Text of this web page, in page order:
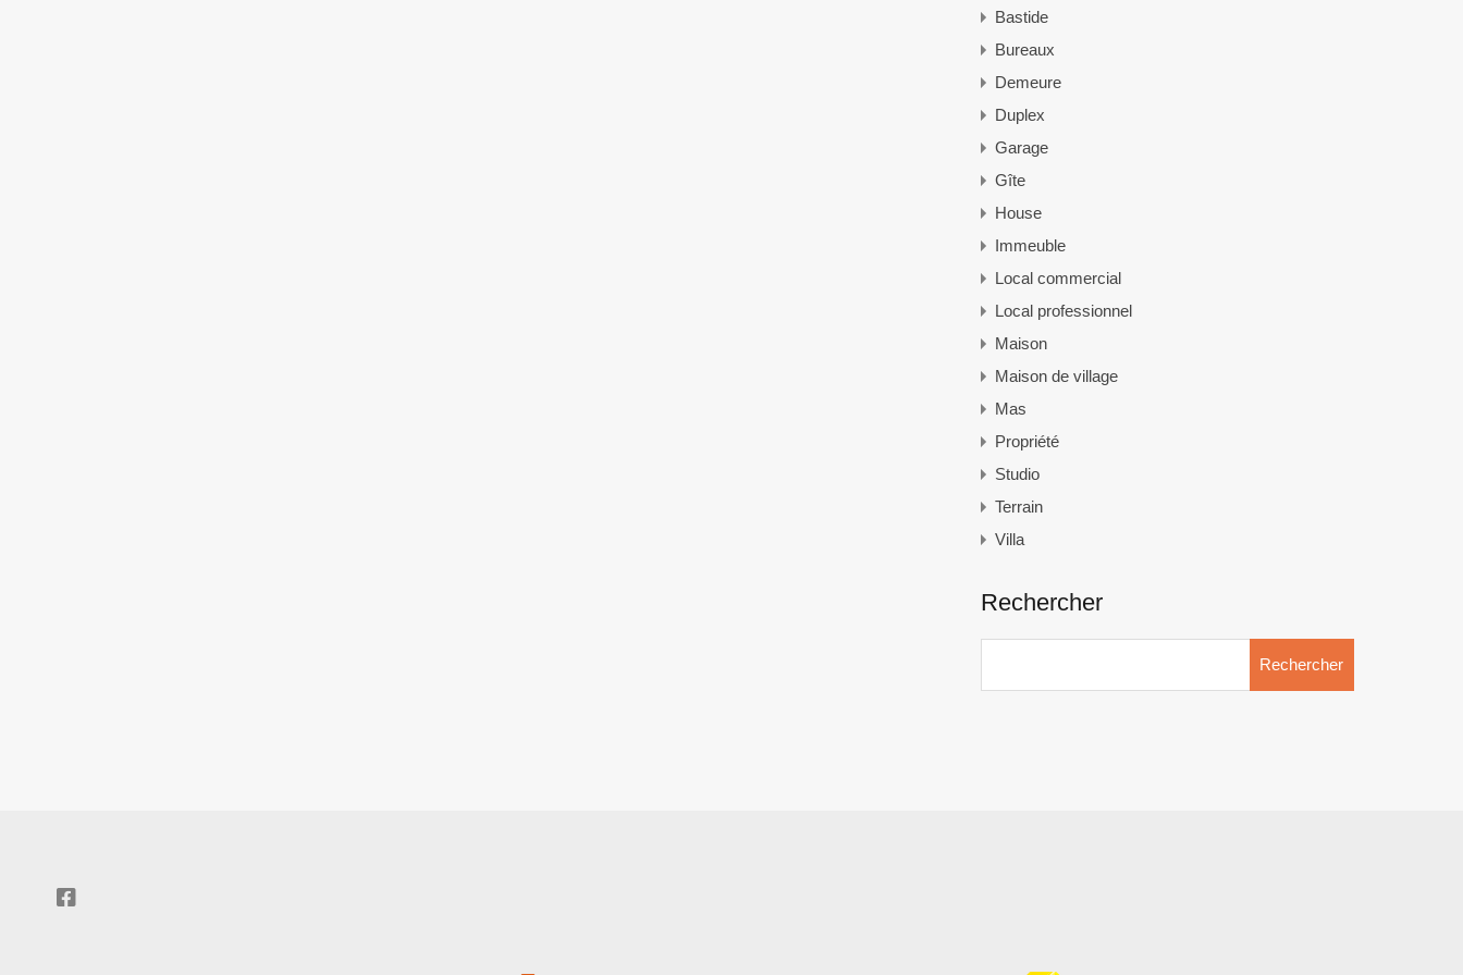
Bastide
Bureaux
Demeure
Duplex
Garage
Gîte
House
Immeuble
Local commercial
Local professionnel
Maison
Maison de village
Mas
Propriété
Studio
Terrain
Villa
Rechercher